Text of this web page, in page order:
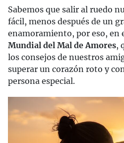
Sabemos que salir al ruedo
fácil, menos después de un
enamoramiento, por eso, en
Mundial del Mal de Amores,
los consejos de nuestros
superar un corazón roto y
persona especial.